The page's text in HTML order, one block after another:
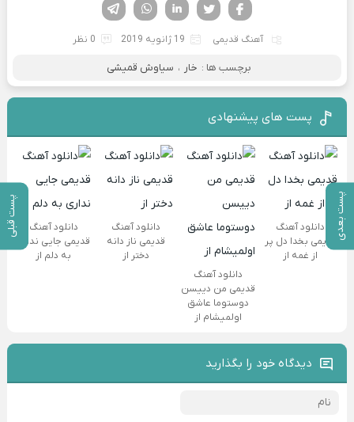
پست بعدی پست قبلی
لینکدین تویتر
فیسوک
آهنگ قدیمی 19 ژانویه 2019 0 نظر
برچسب ها : خار ، سیاوش قمیشی
پست های پیشنهادی
دانلود آهنگ
قدیمی بخدا دل پر
از غمه از
دانلود آهنگ
قدیمی من دییسن
دوستوما عاشق
اولمیشام از
دانلود آهنگ
قدیمی ناز دانه
دختر از
دانلود آهنگ
قدیمی جایی نداری
به دلم از
دیدگاه خود را بگذارید